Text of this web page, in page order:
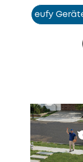
eufy